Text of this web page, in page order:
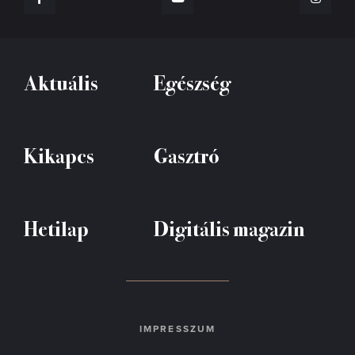
Aktuális Egészség
Kikapcs Gasztró
Hetilap Digitális magazin
IMPRESSZUM